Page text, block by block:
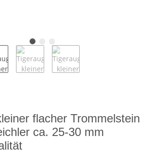
flacher Trommelstein
ca. 25-30 mm